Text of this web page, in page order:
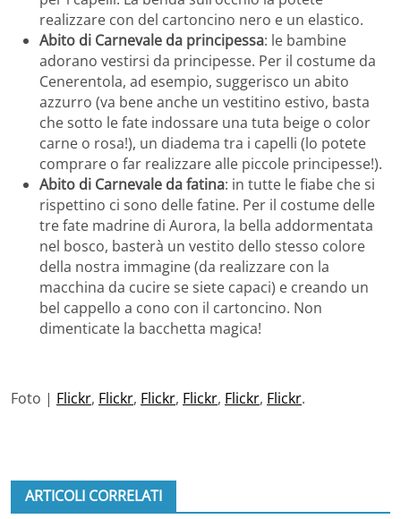
realizzare con del cartoncino nero e un elastico.
Abito di Carnevale da principessa: le bambine
adorano vestirsi da principesse. Per il costume da
Cenerentola, ad esempio, suggerisco un abito
azzurro (va bene anche un vestitino estivo, basta
che sotto le fate indossare una tuta beige o color
carne o rosa!), un diadema tra i capelli (lo potete
comprare o far realizzare alle piccole principesse!).
Abito di Carnevale da fatina: in tutte le fiabe che si
rispettino ci sono delle fatine. Per il costume delle
tre fate madrine di Aurora, la bella addormentata
nel bosco, basterà un vestito dello stesso colore
della nostra immagine (da realizzare con la
macchina da cucire se siete capaci) e creando un
bel cappello a cono con il cartoncino. Non
dimenticate la bacchetta magica!
Foto | Flickr, Flickr, Flickr, Flickr, Flickr, Flickr.
ARTICOLI CORRELATI